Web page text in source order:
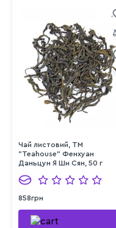
Чай листовий, ТМ
"Teahouse" Фенхуан
Даньцун Я Ши Сян, 50 г
858грн